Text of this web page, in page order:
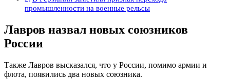
промышленности на военные рельсы
Лавров назвал новых союзников
России
Также Лавров высказался, что у России, помимо армии и
флота, появились два новых союзника.